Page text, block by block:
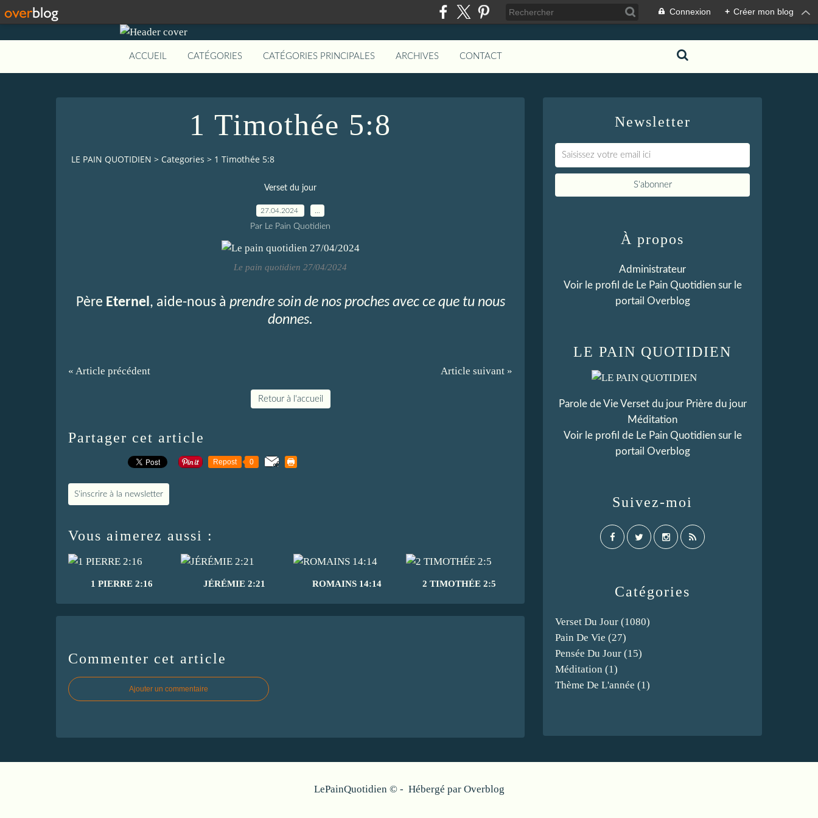
Connexion + Créer mon blog
ACCUEIL CATÉGORIES CATÉGORIES PRINCIPALES ARCHIVES CONTACT
1 Timothée 5:8
LE PAIN QUOTIDIEN > Categories > 1 Timothée 5:8
Verset du jour
27.04.2024
Par Le Pain Quotidien
Le pain quotidien 27/04/2024
Père Eternel , aide-nous à prendre soin de nos proches avec ce que tu nous
donnes.
« Article précédent Article suivant »
Retour à l'accueil
Partager cet article
Repost 0
S'inscrire à la newsletter
Vous aimerez aussi :
1 PIERRE 2:16 JÉRÉMIE 2:21 ROMAINS 14:14 2 TIMOTHÉE 2:5
Commenter cet article
Ajouter un commentaire
Newsletter
Catégories
Verset Du Jour (1080)
Pain De Vie (27)
Pensée Du Jour (15)
Méditation (1)
Thème De L'année (1)
LE PAIN QUOTIDIEN
Parole de Vie Verset du jour Prière du jour
Méditation
Voir le profil de Le Pain Quotidiensur le
portail Overblog
Suivez-moi
À propos
Administrateur
Voir le profil de Le Pain Quotidiensur le
portail Overblog
LePainQuotidien © - Hébergé par Overblog